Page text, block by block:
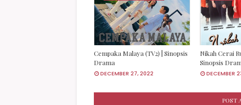
Cempaka Malaya (TV2) | Sinopsis
Drama
DECEMBER 27, 2022
Nikah Cerai
Sinopsis
DECEMBER
POST